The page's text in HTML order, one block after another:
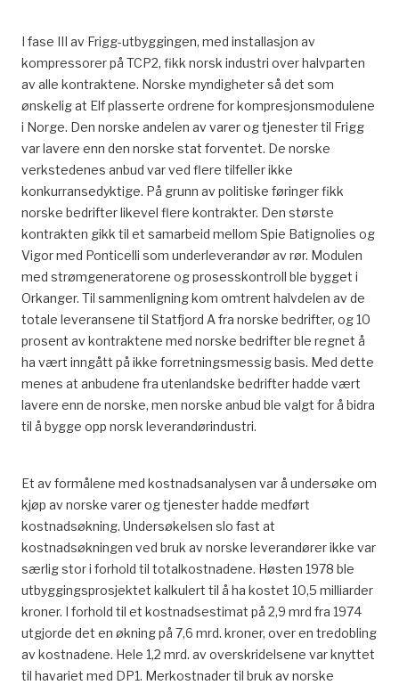
I fase III av Frigg-utbyggingen, med installasjon av
kompressorer på TCP2, fikk norsk industri over halvparten
av alle kontraktene. Norske myndigheter så det som
ønskelig at Elf plasserte ordrene for kompresjonsmodulene
i Norge. Den norske andelen av varer og tjenester til Frigg
var lavere enn den norske stat forventet. De norske
verkstedenes anbud var ved flere tilfeller ikke
konkurransedyktige. På grunn av politiske føringer fikk
norske bedrifter likevel flere kontrakter. Den største
kontrakten gikk til et samarbeid mellom Spie Batignolies og
Vigor med Ponticelli som underleverandør av rør. Modulen
med strømgeneratorene og prosesskontroll ble bygget i
Orkanger. Til sammenligning kom omtrent halvdelen av de
totale leveransene til Statfjord A fra norske bedrifter, og 10
prosent av kontraktene med norske bedrifter ble regnet å
ha vært inngått på ikke forretningsmessig basis. Med dette
menes at anbudene fra utenlandske bedrifter hadde vært
lavere enn de norske, men norske anbud ble valgt for å bidra
til å bygge opp norsk leverandørindustri.
Et av formålene med kostnadsanalysen var å undersøke om
kjøp av norske varer og tjenester hadde medført
kostnadsøkning. Undersøkelsen slo fast at
kostnadsøkningen ved bruk av norske leverandører ikke var
særlig stor i forhold til totalkostnadene. Høsten 1978 ble
utbyggingsprosjektet kalkulert til å ha kostet 10,5 milliarder
kroner. I forhold til et kostnadsestimat på 2,9 mrd fra 1974
utgjorde det en økning på 7,6 mrd. kroner, over en tredobling
av kostnadene. Hele 1,2 mrd. av overskridelsene var knyttet
til havariet med DP1. Merkostnader til bruk av norske